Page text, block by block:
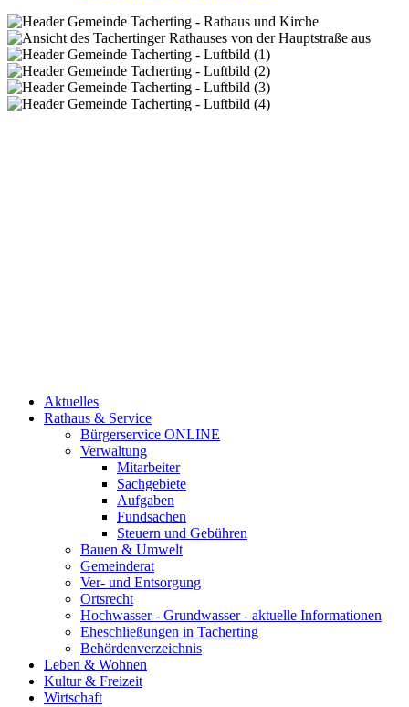
Aktuelles
Rathaus & Service
Bürgerservice ONLINE
Verwaltung
Mitarbeiter
Sachgebiete
Aufgaben
Fundsachen
Steuern und Gebühren
Bauen & Umwelt
Gemeinderat
Ver- und Entsorgung
Ortsrecht
Hochwasser - Grundwasser - aktuelle Informationen
Eheschließungen in Tacherting
Behördenverzeichnis
Leben & Wohnen
Kultur & Freizeit
Wirtschaft